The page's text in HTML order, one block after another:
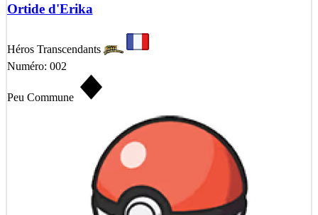
Ortide d'Erika
Héros Transcendants
Numéro: 002
Peu Commune